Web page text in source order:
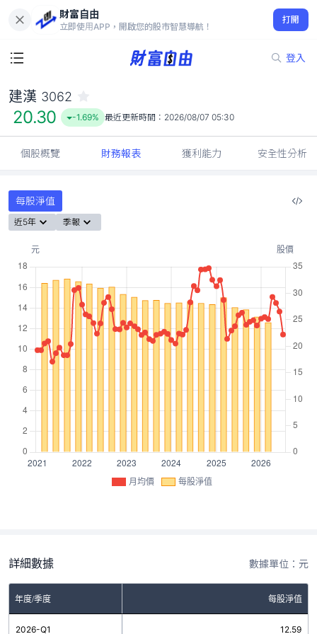
財富自由
立即使用APP，開啟您的股市智慧導航！
打開
登入
20.30
-1.69%
建漢 3062
20.30 -1.69% 最近更新時間： 2026/08/07 05:30
個股概覽 財務報表 獲利能力 安全性分析
每股淨值
近5年 季報
月均價 每股淨值
詳細數據 數據單位：元
年度/季度 每股淨值
2026-Q1 12.59